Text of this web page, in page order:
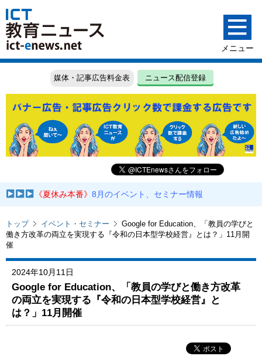
媒体・記事広告料金表 ニュース配信登録
《夏休み本番》8月のイベント、セミナー情報
トップ イベント・セミナー
Google for Education、「教員の学びと
働き方改革の両立を実現する『令和の日本型学校経営』とは？」11月開
催
2024年10月11日
Google for Education、「教員の学びと働き方改革
の両立を実現する『令和の日本型学校経営』と
は？」11月開催